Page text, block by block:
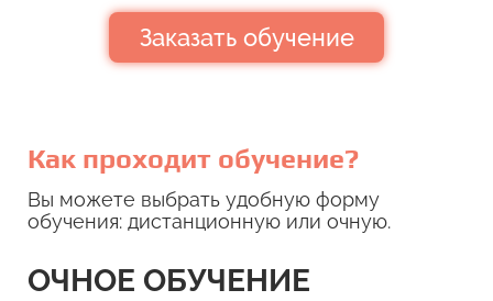
Заказать обучение
Как проходит обучение?
Вы можете выбрать удобную форму
обучения: дистанционную или очную.
ОЧНОЕ ОБУЧЕНИЕ